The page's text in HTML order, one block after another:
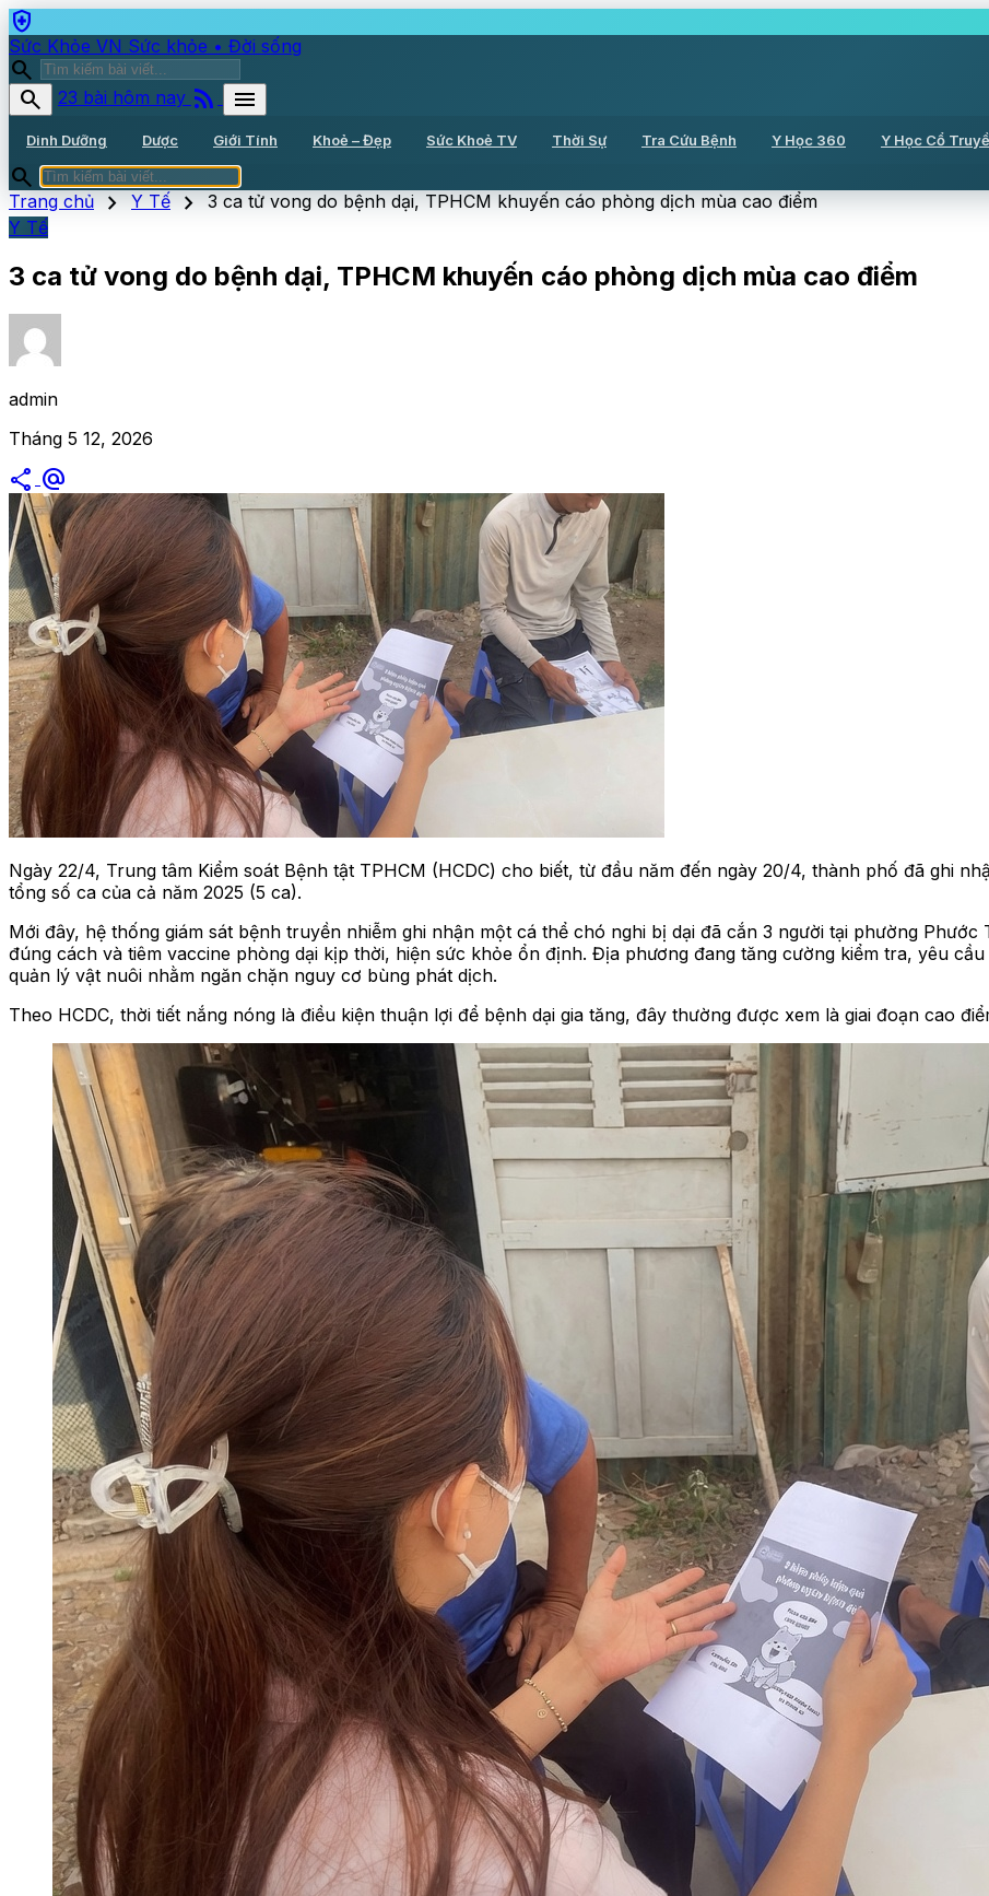
health_and_safety
Sức Khỏe VN Sức khỏe • Đời sống
search
search
23 bài hôm nay rss_feed menu
Dinh Dưỡng Dược Giới Tính Khoẻ – Đẹp Sức Khoẻ TV Thời Sự Tra Cứu Bệnh Y Học 360 Y Học Cổ
search
Trang chủ chevron_right Y Tế chevron_right 3 ca tử vong do bệnh dại, TPHCM khuyến cáo phòng dịch mùa cao điểm
Y Tế
3 ca tử vong do bệnh dại, TPHCM khuyến cáo phòng dịch mùa cao điểm
admin
Tháng 5 12, 2026
share alternate_email
Ngày 22/4, Trung tâm Kiểm soát Bệnh tật TPHCM (HCDC) cho biết, từ đầu năm đến ngày 20/4, thành phố đã ghi
tổng số ca của cả năm 2025 (5 ca).
Mới đây, hệ thống giám sát bệnh truyền nhiễm ghi nhận một cá thể chó nghi bị dại đã cắn 3 người tại phường
đúng cách và tiêm vaccine phòng dại kịp thời, hiện sức khỏe ổn định. Địa phương đang tăng cường kiểm tra, yêu
quản lý vật nuôi nhằm ngăn chặn nguy cơ bùng phát dịch.
Theo HCDC, thời tiết nắng nóng là điều kiện thuận lợi để bệnh dại gia tăng, đây thường được xem là giai đoạn cao